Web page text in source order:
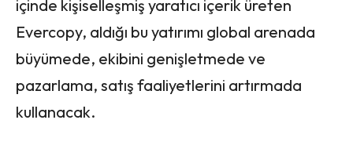
içinde kişiselleşmiş yaratıcı içerik üreten
Evercopy, aldığı bu yatırımı global arenada
büyümede, ekibini genişletmede ve
pazarlama, satış faaliyetlerini artırmada
kullanacak.